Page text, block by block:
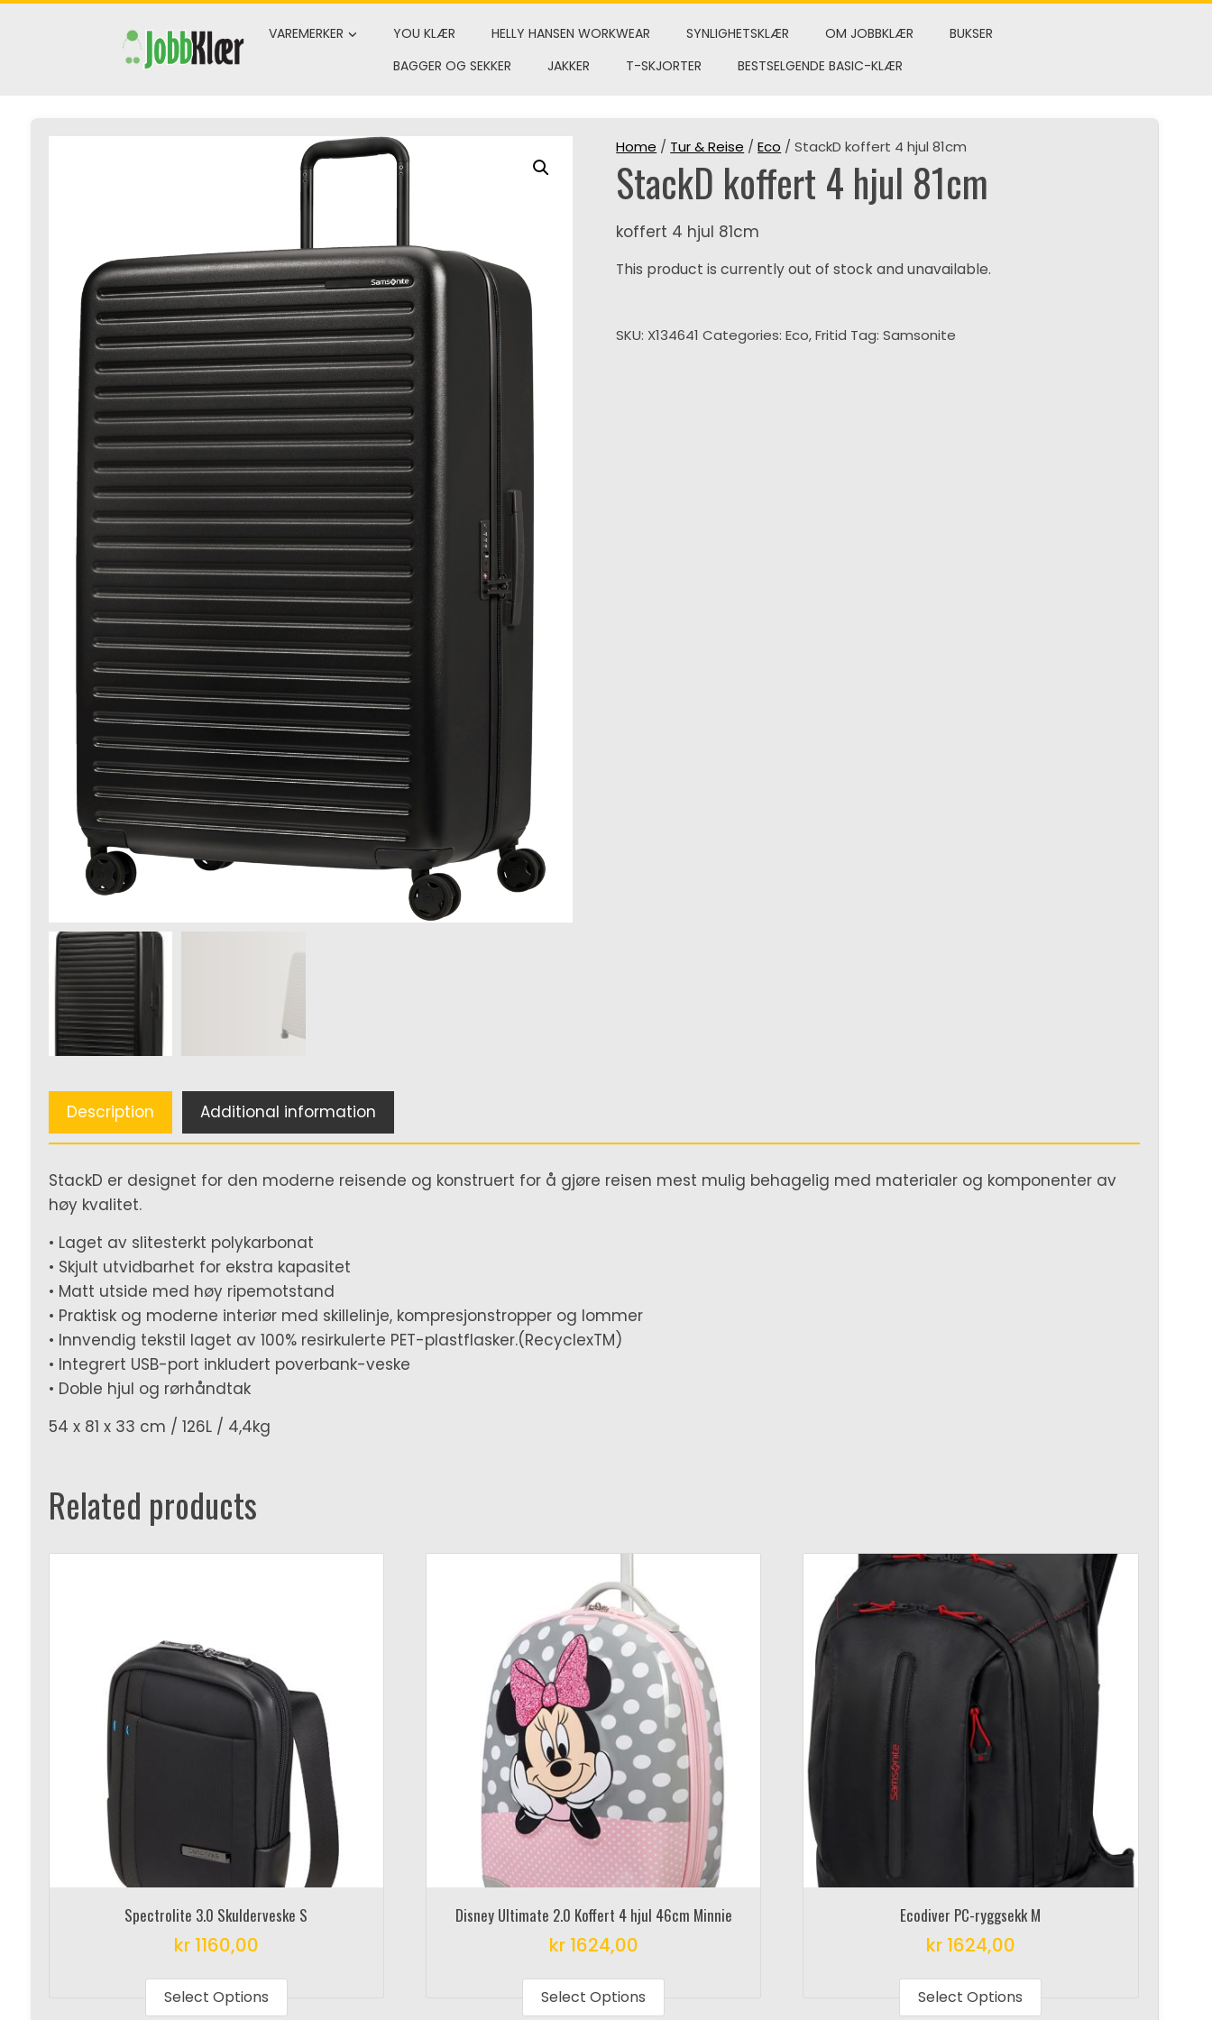
Skip
VAREMERKER YOU KLÆR HELLY HANSEN WORKWEAR SYNLIGHETSKLÆR OM JOBBKLÆR
BUKSER
BAGGER OG SEKKER
JAKKER T-SKJORTER BESTSELGENDE BASIC-KLÆR
Home / Tur & Reise /Eco / StackD koffert 4 hjul 81cm
StackD koffert 4 hjul 81cm
koffert 4 hjul 81cm
This product is currently out of stock and unavailable.
SKU: X134641 Categories:Eco,Fritid Tag:Samsonite
Description Additional information
StackD er designet for den moderne reisende og konstruert for å gjøre reisen mest mulig behagelig med materialer og komponenter av
høy kvalitet.
• Laget av slitesterkt polykarbonat
• Skjult utvidbarhet for ekstra kapasitet
• Matt utside med høy ripemotstand
• Praktisk og moderne interiør med skillelinje, kompresjonstropper og lommer
• Innvendig tekstil laget av 100% resirkulerte PET-plastflasker.(RecyclexTM)
• Integrert USB-port inkludert poverbank-veske
• Doble hjul og rørhåndtak
54 x 81 x 33 cm / 126L / 4,4kg
Related products
Spectrolite 3.0 Skulderveske S
kr1160,00
Select Options
Disney Ultimate 2.0 Koffert 4 hjul 46cm Minnie
kr1624,00
Select Options
Ecodiver PC-ryggsekk M
kr1624,00
Select Options